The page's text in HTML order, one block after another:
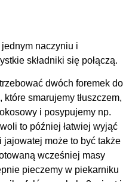
jednym naczyniu i
składniki się połączą.
dwóch foremek do
smarujemy tłuszczem,
i posypujemy np.
to później łatwiej wyjąć
jajowatej może to być także
wcześniej masy
pieczemy w piekarniku